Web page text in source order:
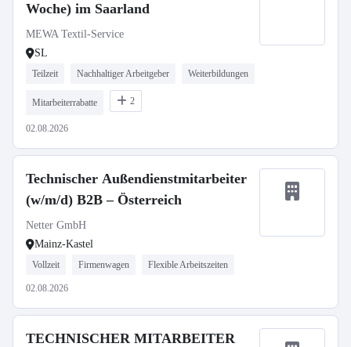
Woche) im Saarland
MEWA Textil-Service
SL
Teilzeit Nachhaltiger Arbeitgeber Weiterbildungen
Mitarbeiterrabatte 2
02.08.2026
Technischer Außendienstmitarbeiter
(w/m/d) B2B – Österreich
Netter GmbH
Mainz-Kastel
Vollzeit Firmenwagen Flexible Arbeitszeiten
02.08.2026
TECHNISCHER MITARBEITER